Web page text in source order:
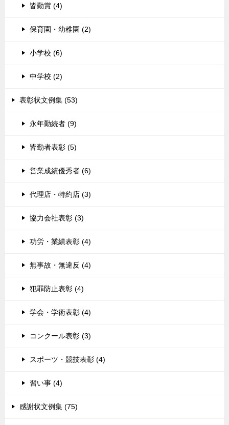
皆勤賞 (4)
保育園・幼稚園 (2)
小学校 (6)
中学校 (2)
表彰状文例集 (53)
永年勤続者 (9)
皆勤者表彰 (5)
営業成績優秀者 (6)
代理店・特約店 (3)
協力会社表彰 (3)
功労・業績表彰 (4)
無事故・無違反 (4)
犯罪防止表彰 (4)
学会・学術表彰 (4)
コンクール表彰 (3)
スポーツ・競技表彰 (4)
習い事 (4)
感謝状文例集 (75)